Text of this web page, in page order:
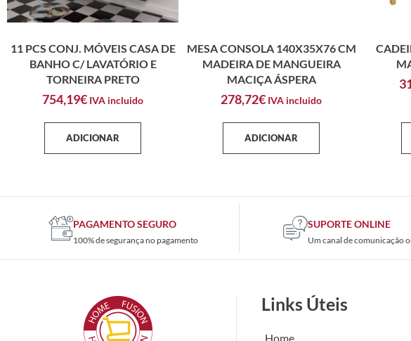
11 PCS CONJ. MÓVEIS CASA DE
BANHO C/ LAVATÓRIO E
TORNEIRA PRETO
754,19€ IVA incluido
ADICIONAR
MESA CONSOLA 140X35X76 CM
MADEIRA DE MANGUEIRA
MACIÇA ÁSPERA
278,72€ IVA incluido
ADICIONAR
PAGAMENTO SEGURO
100% de segurança no pagamento
SUPORTE ONLINE
Um canal de comunicação
Links Úteis
Home